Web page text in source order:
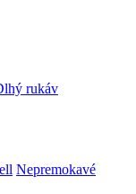
rukáv
Nepremokavé